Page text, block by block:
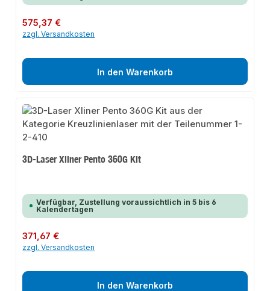
Regulärer Preis:
575,37 €
zzgl. Versandkosten
In den Warenkorb
3D-Laser Xliner Pento 360G Kit
Verfügbar, Zustellung voraussichtlich in 5 bis 6
Kalendertagen
Regulärer Preis:
371,67 €
zzgl. Versandkosten
In den Warenkorb